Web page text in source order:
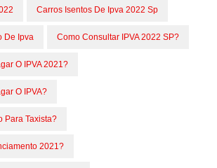
Carros Isentos De Ipva 2022 Sp
De Ipva Como Consultar IPVA 2022 SP?
O IPVA 2021?
O IPVA?
Para Taxista?
2021?